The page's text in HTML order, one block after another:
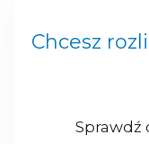
Chcesz
Sprawdź